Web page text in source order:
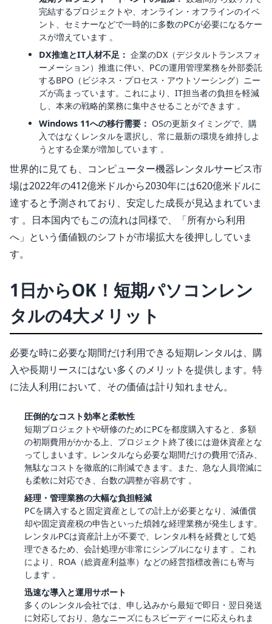
完結するプロジェクトや、オンライン・オフラインのイベ
ント、セミナーなどで一時的に多数のPCが必要になるケー
スが増えています 。
DX推進とIT人材不足： 企業のDX（デジタルトランスフォ
ーメーション）推進に伴い、PCの運用管理業務を外部委託
するBPO（ビジネス・プロセス・アウトソーシング）ニー
ズが高まっています。これにより、IT担当者の負担を軽減
し、本来の戦略的業務に集中させることができます 。
Windows 11への移行需要： OSの更新タイミングで、購
入ではなくレンタルを選択し、常に最新の環境を維持しよ
うとする企業が増加しています 。
世界的に見ても、コンピューター機器レンタルサービス市
場は2022年の412億米ドルから2030年には620億米ドルに
達すると予測されており、安定した成長が見込まれていま
す 。日本国内でもこの流れは同様で、「所有から利用
へ」という価値観のシフトが市場拡大を後押ししていま
す。
1日からOK！短期パソコンレン
タルの4大メリット
必要な時に必要な期間だけ利用できる短期レンタルは、購
入や長期リースにはない多くのメリットを提供します。特
に法人利用において、その価値は計り知れません。
圧倒的なコスト効率と柔軟性
短期プロジェクトや研修のためにPCを都度購入すると、多額
の初期費用がかかる上、プロジェクト終了後には遊休資産とな
ってしまいます。レンタルなら必要な期間だけの費用で済み、
無駄なコストを徹底的に削減できます。また、急な人員増減に
も柔軟に対応でき、台数の調整が容易です 。
経理・管理業務の大幅な負担軽減
PCを購入すると固定資産としての計上が必要となり、減価償
却や固定資産税の申告といった煩雑な経理業務が発生します。
レンタルPCは資産計上が不要で、レンタル料を経費として処
理できるため、会計処理が非常にシンプルになります 。これ
により、ROA（総資産利益率）などの経営指標改善にも寄与
します 。
迅速な導入と運用サポート
多くのレンタル会社では、申し込みから最短で即日・翌日発送
に対応しており、急なニーズにもスピーディーに応えられま